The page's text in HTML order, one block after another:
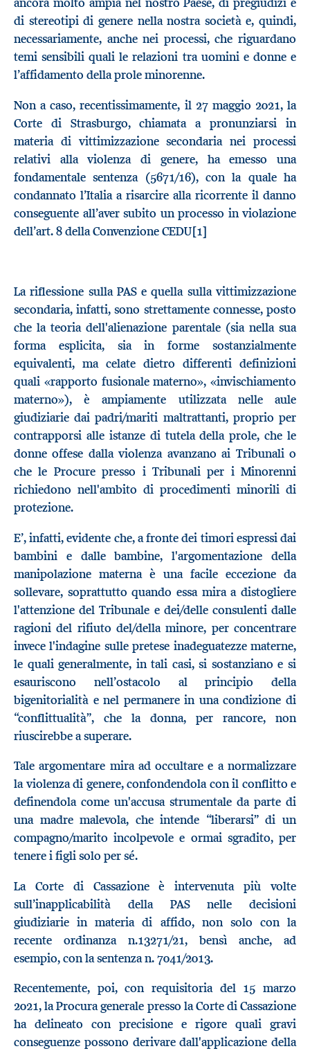
di stereotipi di genere nella nostra società e, quindi,
necessariamente, anche nei processi, che riguardano
temi sensibili quali le relazioni tra uomini e donne e
l’affidamento della prole minorenne.
Non a caso, recentissimamente, il 27 maggio 2021, la
Corte di Strasburgo, chiamata a pronunziarsi in
materia di vittimizzazione secondaria nei processi
relativi alla violenza di genere, ha emesso una
fondamentale sentenza (5671/16), con la quale ha
condannato l’Italia a risarcire alla ricorrente il danno
conseguente all’aver subito un processo in violazione
dell’art. 8 della Convenzione CEDU[1]
La riflessione sulla PAS e quella sulla vittimizzazione
secondaria, infatti, sono strettamente connesse, posto
che la teoria dell'alienazione parentale (sia nella sua
forma esplicita, sia in forme sostanzialmente
equivalenti, ma celate dietro differenti definizioni
quali «rapporto fusionale materno», «invischiamento
materno»), è ampiamente utilizzata nelle aule
giudiziarie dai padri/mariti maltrattanti, proprio per
contrapporsi alle istanze di tutela della prole, che le
donne offese dalla violenza avanzano ai Tribunali o
che le Procure presso i Tribunali per i Minorenni
richiedono nell'ambito di procedimenti minorili di
protezione.
E’, infatti, evidente che, a fronte dei timori espressi dai
bambini e dalle bambine, l'argomentazione della
manipolazione materna è una facile eccezione da
sollevare, soprattutto quando essa mira a distogliere
l'attenzione del Tribunale e dei/delle consulenti dalle
ragioni del rifiuto del/della minore, per concentrare
invece l'indagine sulle pretese inadeguatezze materne,
le quali generalmente, in tali casi, si sostanziano e si
esauriscono nell’ostacolo al principio della
bigenitorialità e nel permanere in una condizione di
“conflittualità”, che la donna, per rancore, non
riuscirebbe a superare.
Tale argomentare mira ad occultare e a normalizzare
la violenza di genere, confondendola con il conflitto e
definendola come un'accusa strumentale da parte di
una madre malevola, che intende “liberarsi” di un
compagno/marito incolpevole e ormai sgradito, per
tenere i figli solo per sé.
La Corte di Cassazione è intervenuta più volte
sull’inapplicabilità della PAS nelle decisioni
giudiziarie in materia di affido, non solo con la
recente ordinanza n.13271/21, bensì anche, ad
esempio, con la sentenza n. 7041/2013.
Recentemente, poi, con requisitoria del 15 marzo
2021, la Procura generale presso la Corte di Cassazione
ha delineato con precisione e rigore quali gravi
conseguenze possono derivare dall'applicazione della